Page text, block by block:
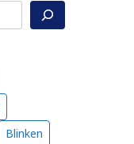
Blinken